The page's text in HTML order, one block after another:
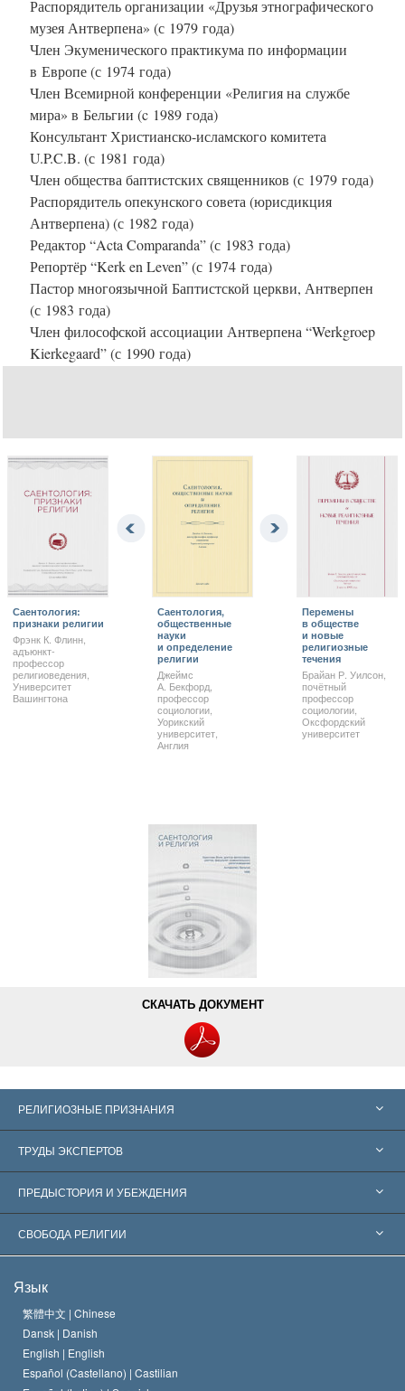
Распорядитель организации «Друзья этнографического
музея Антверпена» (с 1979 года)
Член Экуменического практикума по информации
в Европе (с 1974 года)
Член Всемирной конференции «Религия на службе
мира» в Бельгии (c 1989 года)
Консультант Христианско-исламского комитета
U.P.C.B. (с 1981 года)
Член общества баптистских священников (с 1979 года)
Распорядитель опекунского совета (юрисдикция
Антверпена) (с 1982 года)
Редактор “Acta Comparanda” (с 1983 года)
Репортёр “Kerk en Leven” (с 1974 года)
Пастор многоязычной Баптистской церкви, Антверпен
(с 1983 года)
Член философской ассоциации Антверпена “Werkgroep
Kierkegaard” (с 1990 года)
Саентология:
признаки религии
Фрэнк К. Флинн,
адъюнкт-
профессор
религиоведения,
Университет
Вашингтона
Саентология,
общественные
науки
и определение
религии
Джеймс
А. Бекфорд,
профессор
социологии,
Уорикский
университет,
Англия
Перемены
в обществе
и новые
религиозные
течения
Брайан Р. Уилсон,
почётный
профессор
социологии,
Оксфордский
университет
СКАЧАТЬ ДОКУМЕНТ
РЕЛИГИОЗНЫЕ ПРИЗНАНИЯ
Соединённые Штаты
Признания по всему миру
Знаменательные решения
ТРУДЫ ЭКСПЕРТОВ
Экспертизы по категориям
Ведущие мировые специалисты
ПРЕДЫСТОРИЯ И УБЕЖДЕНИЯ
Л. Рон Хаббард
Кредо Церкви Саентологии
Кодекс саентолога
СВОБОДА РЕЛИГИИ
Международные стандарты в области прав человека
Декларация о религии
Язык
繁體中文 | Chinese
Dansk | Danish
English | English
Español (Castellano) | Castilian